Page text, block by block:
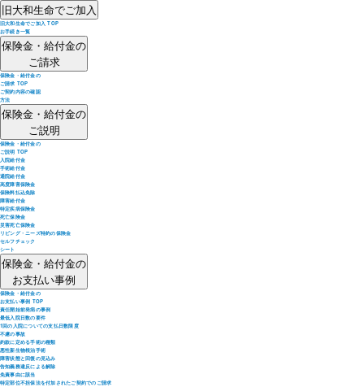
旧大和生命でご加入
旧大和生命でご加入 TOP
お手続き一覧
保険金・給付金の
ご請求
保険金・給付金の
ご請求 TOP
ご契約内容の確認
方法
保険金・給付金の
ご説明
保険金・給付金の
ご説明 TOP
入院給付金
手術給付金
通院給付金
高度障害保険金
保険料払込免除
障害給付金
特定疾病保険金
死亡保険金
災害死亡保険金
リビング・ニーズ特約の保険金
セルフチェック
シート
保険金・給付金の
お支払い事例
保険金・給付金の
お支払い事例 TOP
責任開始前発病の事例
最低入院日数の要件
1回の入院についての支払日数限度
不慮の事故
約款に定める手術の種類
悪性新生物根治手術
障害状態と回復の見込み
告知義務違反による解除
免責事由に該当
特定部位不担保法を付加されたご契約でのご請求